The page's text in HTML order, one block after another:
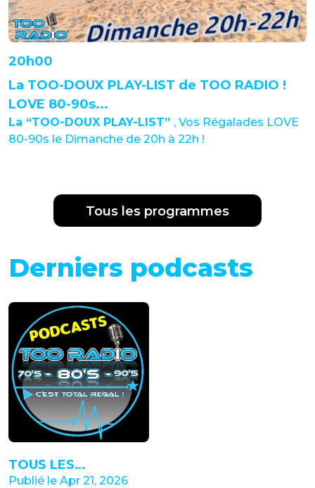
20h00
La TOO-DOUX PLAY-LIST de TOO RADIO !
LOVE 80-90s...
La “TOO-DOUX PLAY-LIST” , Vos Régalades LOVE
80-90s le Dimanche de 20h à 22h !
Tous les programmes
Derniers podcasts
TOUS LES
PODCASTS De TOO
Publié le Apr 21, 2026